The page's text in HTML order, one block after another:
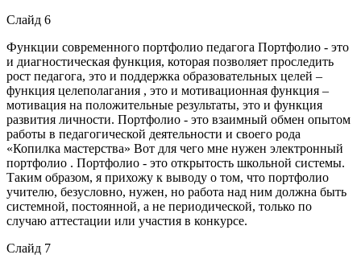
Слайд 6
Функции современного портфолио педагога Портфолио - это
и диагностическая функция, которая позволяет проследить
рост педагога, это и поддержка образовательных целей –
функция целеполагания , это и мотивационная функция –
мотивация на положительные результаты, это и функция
развития личности. Портфолио - это взаимный обмен опытом
работы в педагогической деятельности и своего рода
«Копилка мастерства» Вот для чего мне нужен электронный
портфолио . Портфолио - это открытость школьной системы.
Таким образом, я прихожу к выводу о том, что портфолио
учителю, безусловно, нужен, но работа над ним должна быть
системной, постоянной, а не периодической, только по
случаю аттестации или участия в конкурсе.
Слайд 7